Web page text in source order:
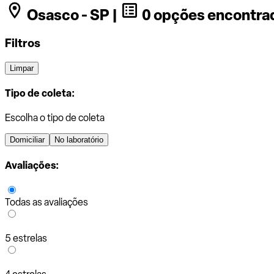
Osasco - SP | 0 opções
Filtros
Limpar
Tipo de coleta:
Escolha o tipo de coleta
Domiciliar No laboratório
Avaliações:
Todas as avaliações
5 estrelas